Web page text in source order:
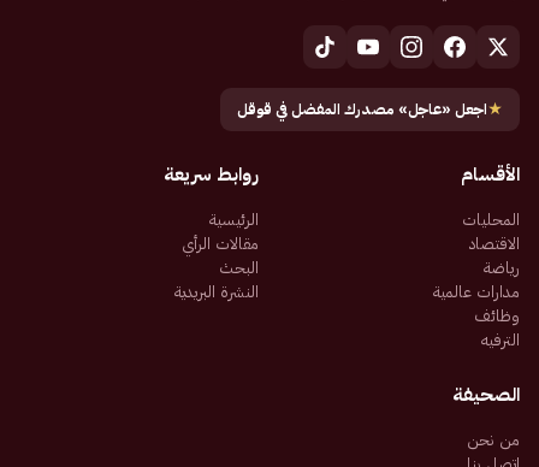
★اجعل «عاجل» مصدرك المفضل في قوقل
الأقسام
المحليات
الاقتصاد
رياضة
مدارات عالمية
وظائف
الترفيه
روابط سريعة
الرئيسية
مقالات الرأي
البحث
النشرة البريدية
الصحيفة
من نحن